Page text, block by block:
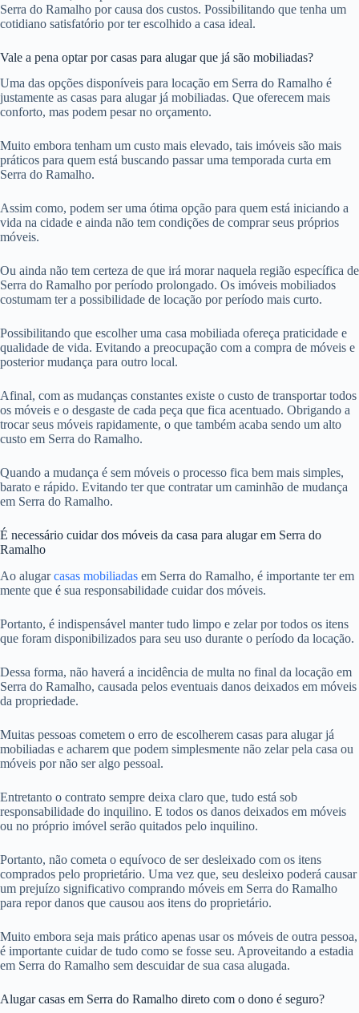
Serra do Ramalho por causa dos custos. Possibilitando que tenha um
cotidiano satisfatório por ter escolhido a casa ideal.
Vale a pena optar por casas para alugar que já são mobiliadas?
Uma das opções disponíveis para locação em Serra do Ramalho é
justamente as casas para alugar já mobiliadas. Que oferecem mais
conforto, mas podem pesar no orçamento.
Muito embora tenham um custo mais elevado, tais imóveis são mais
práticos para quem está buscando passar uma temporada curta em
Serra do Ramalho.
Assim como, podem ser uma ótima opção para quem está iniciando a
vida na cidade e ainda não tem condições de comprar seus próprios
móveis.
Ou ainda não tem certeza de que irá morar naquela região específica de
Serra do Ramalho por período prolongado. Os imóveis mobiliados
costumam ter a possibilidade de locação por período mais curto.
Possibilitando que escolher uma casa mobiliada ofereça praticidade e
qualidade de vida. Evitando a preocupação com a compra de móveis e
posterior mudança para outro local.
Afinal, com as mudanças constantes existe o custo de transportar todos
os móveis e o desgaste de cada peça que fica acentuado. Obrigando a
trocar seus móveis rapidamente, o que também acaba sendo um alto
custo em Serra do Ramalho.
Quando a mudança é sem móveis o processo fica bem mais simples,
barato e rápido. Evitando ter que contratar um caminhão de mudança
em Serra do Ramalho.
É necessário cuidar dos móveis da casa para alugar em Serra do
Ramalho
Ao alugarcasas mobiliadas em Serra do Ramalho, é importante ter em
mente que é sua responsabilidade cuidar dos móveis.
Portanto, é indispensável manter tudo limpo e zelar por todos os itens
que foram disponibilizados para seu uso durante o período da locação.
Dessa forma, não haverá a incidência de multa no final da locação em
Serra do Ramalho, causada pelos eventuais danos deixados em móveis
da propriedade.
Muitas pessoas cometem o erro de escolherem casas para alugar já
mobiliadas e acharem que podem simplesmente não zelar pela casa ou
móveis por não ser algo pessoal.
Entretanto o contrato sempre deixa claro que, tudo está sob
responsabilidade do inquilino. E todos os danos deixados em móveis
ou no próprio imóvel serão quitados pelo inquilino.
Portanto, não cometa o equívoco de ser desleixado com os itens
comprados pelo proprietário. Uma vez que, seu desleixo poderá causar
um prejuízo significativo comprando móveis em Serra do Ramalho
para repor danos que causou aos itens do proprietário.
Muito embora seja mais prático apenas usar os móveis de outra pessoa,
é importante cuidar de tudo como se fosse seu. Aproveitando a estadia
em Serra do Ramalho sem descuidar de sua casa alugada.
Alugar casas em Serra do Ramalho direto com o dono é seguro?